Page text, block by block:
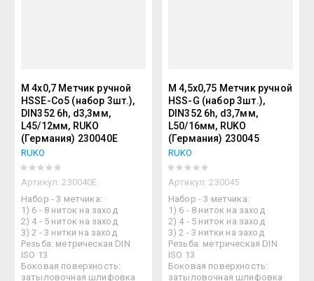
М 4х0,7 Метчик ручной
HSSE-Co5 (набор 3шт.),
DIN352 6h, d3,3мм,
L45/12мм, RUKO
(Германия) 230040E
RUKO
Артикул: 230040E
Набор - 3 метчика:
1) 6 - 8 ниток на заход
2) 4 - 5 ниток на заход
3) 2 - 3 нитки на заход
Резьба: метрическая DIN
ISO 13
Боковая поверхность:
затыловочная шлифовка
М 4,5х0,75 Метчик ручной
HSS-G (набор 3шт.),
DIN352 6h, d3,7мм,
L50/16мм, RUKO
(Германия) 230045
RUKO
Артикул: 230045
Набор - 3 метчика:
1) 6 - 8 ниток на заход
2) 4 - 5 ниток на заход
3) 2 - 3 нитки на заход
Резьба: метрическая DIN
ISO 13
Боковая поверхность:
затыловочная шлифовка